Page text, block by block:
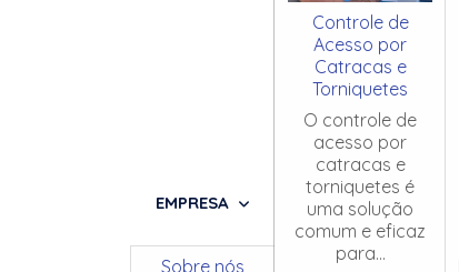
EMPRESA
Sobre nós
Controle de
Acesso por
Catracas e
Torniquetes
O controle de
acesso por
catracas e
torniquetes é
uma solução
comum e eficaz
para...